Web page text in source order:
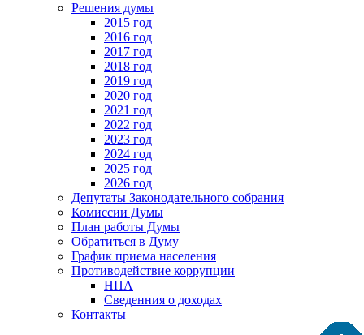
Решения думы
2015 год
2016 год
2017 год
2018 год
2019 год
2020 год
2021 год
2022 год
2023 год
2024 год
2025 год
2026 год
Депутаты Законодательного собрания
Комиссии Думы
План работы Думы
Обратиться в Думу
График приема населения
Противодействие коррупции
НПА
Сведенния о доходах
Контакты